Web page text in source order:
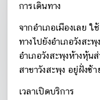
การเดินทาง
จากอำเภอเมืองเลย
ทางไปยังอำเภอวังสะ
อำเภอวังสะพุงห้างหุ้
สาขาวังสะพุง อยู่ฝั่งซ้
เวลาเปิดบริการ